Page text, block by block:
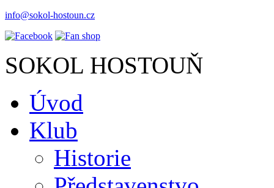
info@sokol-hostoun.cz
SOKOL HOSTOUŇ
Úvod
Klub
Historie